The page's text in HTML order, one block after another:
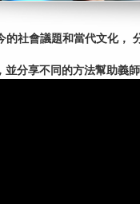
的社會議題和當代文化，
分享不同的方法幫助義